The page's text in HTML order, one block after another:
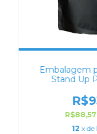
Embalagem
Stand Up
12 x de